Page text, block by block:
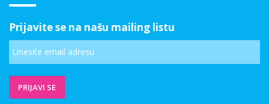
Prijavite se na našu mailing listu